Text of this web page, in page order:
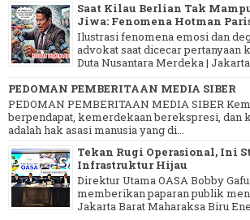
Saat Kilau Berlian Tak
Jiwa: Fenomena Hotman
Ilustrasi fenomena emosi dan
advokat saat dicecar pertanyaan
Duta Nusantara Merdeka |
PEDOMAN PEMBERITAAN MEDIA SIBER
PEDOMAN PEMBERITAAN MEDIA SIBER
berpendapat, kemerdekaan berekspresi, dan
adalah hak asasi manusia yang di...
Tekan Rugi Operasional, Ini
Infrastruktur Hijau
Direktur Utama OASA Bobby
memberikan paparan publik
Jakarta Barat Maharaksa Biru